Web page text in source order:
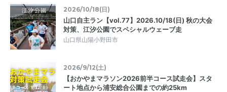
2026/10/18(日)
山口自主ラン【vol.77】2026.10/18(日) 秋の大会
対策、江汐公園でスペシャルウェーブ走
山口県山陽小野田市
2026/9/12(土)
【おかやまマラソン2026前半コース試走会】スタ
ート地点から浦安総合公園までの約25km